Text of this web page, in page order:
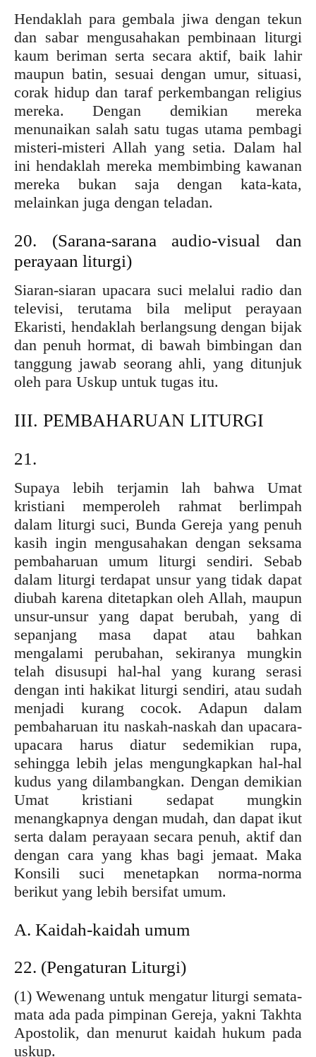
Hendaklah para gembala jiwa dengan tekun
dan sabar mengusahakan pembinaan liturgi
kaum beriman serta secara aktif, baik lahir
maupun batin, sesuai dengan umur, situasi,
corak hidup dan taraf perkembangan religius
mereka. Dengan demikian mereka
menunaikan salah satu tugas utama pembagi
misteri-misteri Allah yang setia. Dalam hal
ini hendaklah mereka membimbing kawanan
mereka bukan saja dengan kata-kata,
melainkan juga dengan teladan.
20. (Sarana-sarana audio-visual dan
perayaan liturgi)
Siaran-siaran upacara suci melalui radio dan
televisi, terutama bila meliput perayaan
Ekaristi, hendaklah berlangsung dengan bijak
dan penuh hormat, di bawah bimbingan dan
tanggung jawab seorang ahli, yang ditunjuk
oleh para Uskup untuk tugas itu.
III. PEMBAHARUAN LITURGI
21.
Supaya lebih terjamin lah bahwa Umat
kristiani memperoleh rahmat berlimpah
dalam liturgi suci, Bunda Gereja yang penuh
kasih ingin mengusahakan dengan seksama
pembaharuan umum liturgi sendiri. Sebab
dalam liturgi terdapat unsur yang tidak dapat
diubah karena ditetapkan oleh Allah, maupun
unsur-unsur yang dapat berubah, yang di
sepanjang masa dapat atau bahkan
mengalami perubahan, sekiranya mungkin
telah disusupi hal-hal yang kurang serasi
dengan inti hakikat liturgi sendiri, atau sudah
menjadi kurang cocok. Adapun dalam
pembaharuan itu naskah-naskah dan upacara-
upacara harus diatur sedemikian rupa,
sehingga lebih jelas mengungkapkan hal-hal
kudus yang dilambangkan. Dengan demikian
Umat kristiani sedapat mungkin
menangkapnya dengan mudah, dan dapat ikut
serta dalam perayaan secara penuh, aktif dan
dengan cara yang khas bagi jemaat. Maka
Konsili suci menetapkan norma-norma
berikut yang lebih bersifat umum.
A. Kaidah-kaidah umum
22. (Pengaturan Liturgi)
(1) Wewenang untuk mengatur liturgi semata-
mata ada pada pimpinan Gereja, yakni Takhta
Apostolik, dan menurut kaidah hukum pada
uskup.